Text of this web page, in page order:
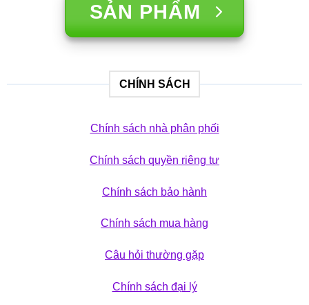
SẢN PHẨM
CHÍNH SÁCH
Chính sách nhà phân phối
Chính sách quyền riêng tư
Chính sách bảo hành
Chính sách mua hàng
Câu hỏi thường gặp
Chính sách đại lý